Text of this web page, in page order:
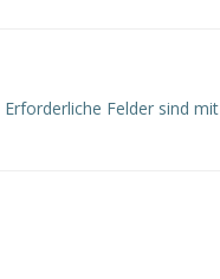
Erforderliche Felder sind mit